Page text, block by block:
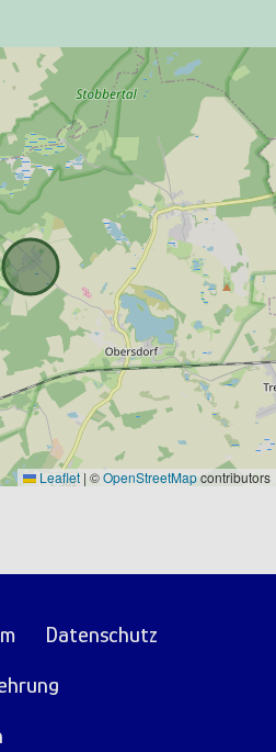
Leaflet | ©OpenStreetMapcontributors
Datenschutz